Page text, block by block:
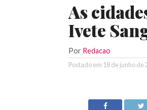
As
Ivete
Por Redacao
Postado em 18 de junho de